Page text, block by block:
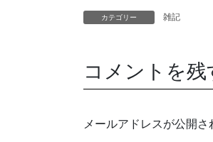
カテゴリー 雑記
コメントを残
メールアドレスが公開さ